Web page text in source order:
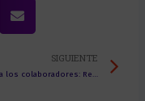
SIGUIENTE
Fidelizar a los colaboradores: Revise las necesidades psicológicas de su gente, de toda su gente, II PARTE